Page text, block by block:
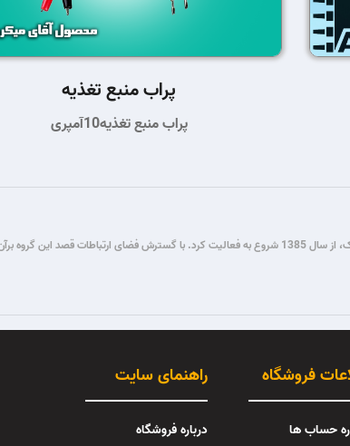
پراب منبع تغذیه
پراب منبع تغذیه10آمپری
گروه فنی مستر میکرو طی سال ها فعالیت در زمینه برنامه نویسی و برق و الکترونیک، از سال 1385
راهنمای سایت
درباره فروشگاه
فروشگاه
حساب ها